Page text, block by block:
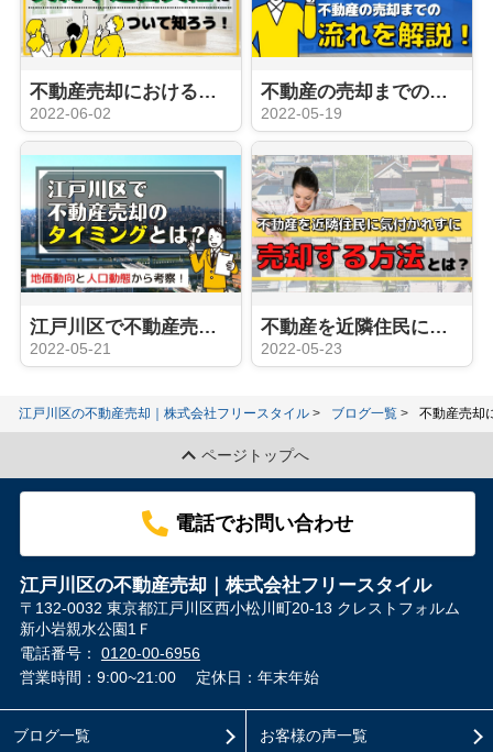
不動産売却における契約不適合責任について知ろう！売主の注意点は？
2022-06-02
不動産の売却までの流れを解説！
2022-05-19
江戸川区で不動産売却のタイミングとは？地価動向と人口動態から考察！
2022-05-21
不動産を近隣住民に気付かれずに売却する方法とは？
2022-05-23
江戸川区の不動産売却｜株式会社フリースタイル ブログ一覧 不動産売却
ページトップへ
電話でお問い合わせ
江戸川区の不動産売却｜株式会社フリースタイル
〒132-0032 東京都江戸川区西小松川町20-13 クレストフォルム
新小岩親水公園1Ｆ
電話番号： 0120-00-6956
営業時間：9:00~21:00
定休日：年末年始
ブログ一覧 お客様の声一覧